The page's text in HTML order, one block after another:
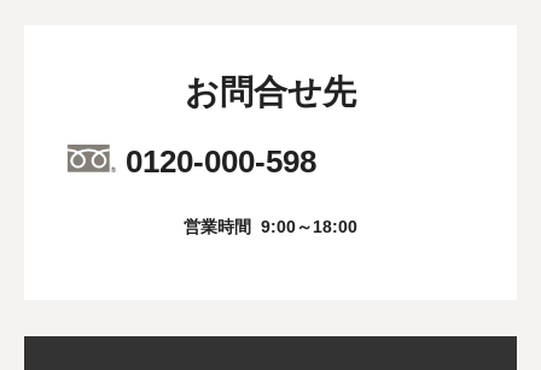
お問合せ先
0120-000-598
営業時間 9:00～18:00